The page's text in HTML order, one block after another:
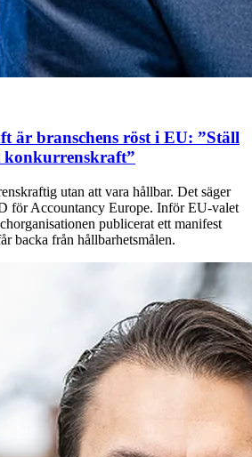
är branschens röst i EU: ”Ställ
konkurrenskraft”
utan att vara hållbar. Det säger
för Accountancy Europe. Inför EU-valet
publicerat ett manifest
backa från hållbarhetsmålen.